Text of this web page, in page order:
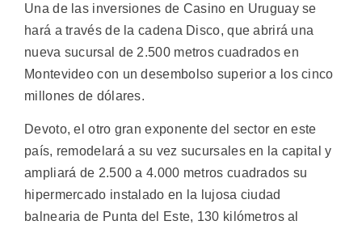
Una de las inversiones de Casino en Uruguay se
hará a través de la cadena Disco, que abrirá una
nueva sucursal de 2.500 metros cuadrados en
Montevideo con un desembolso superior a los cinco
millones de dólares.
Devoto, el otro gran exponente del sector en este
país, remodelará a su vez sucursales en la capital y
ampliará de 2.500 a 4.000 metros cuadrados su
hipermercado instalado en la lujosa ciudad
balnearia de Punta del Este, 130 kilómetros al